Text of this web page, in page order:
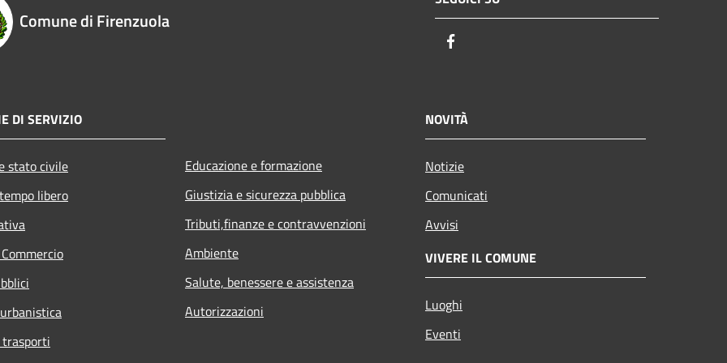
Comune di Firenzuola
DI SERVIZIO
stato civile
libero
Educazione e formazione
Giustizia e sicurezza pubblica
Tributi,finanze e contravvenzioni
Ambiente
Salute, benessere e assistenza
Autorizzazioni
NOVITÀ
Notizie
Comunicati
Avvisi
VIVERE IL COMUNE
Luoghi
Eventi